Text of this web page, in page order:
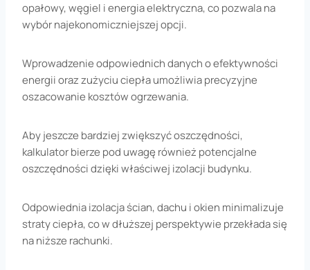
opałowy, węgiel i energia elektryczna, co pozwala na
wybór najekonomiczniejszej opcji.
Wprowadzenie odpowiednich danych o efektywności
energii oraz zużyciu ciepła umożliwia precyzyjne
oszacowanie kosztów ogrzewania.
Aby jeszcze bardziej zwiększyć oszczędności,
kalkulator bierze pod uwagę również potencjalne
oszczędności dzięki właściwej izolacji budynku.
Odpowiednia izolacja ścian, dachu i okien minimalizuje
straty ciepła, co w dłuższej perspektywie przekłada się
na niższe rachunki.